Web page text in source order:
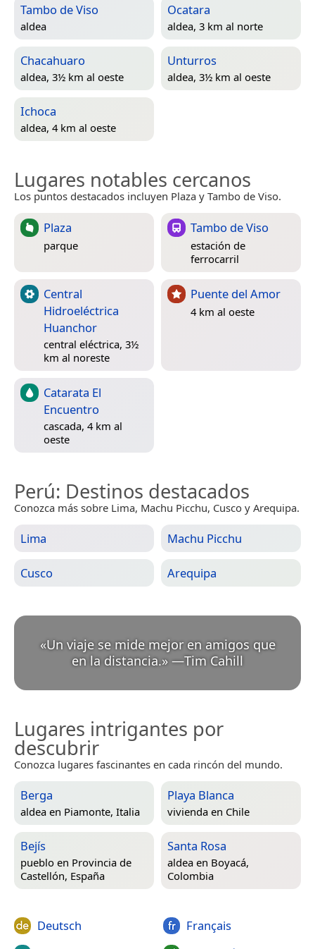
Tambo de Viso
aldea
Ocatara
aldea, 3 km al norte
Chacahuaro
aldea, 3½ km al oeste
Unturros
aldea, 3½ km al oeste
Ichoca
aldea, 4 km al oeste
Lugares notables cercanos
Los puntos destacados incluyen Plaza y Tambo de Viso.
Plaza
parque
Tambo de Viso
estación de
ferrocarril
Central
Hidroeléctrica
Huanchor
central eléctrica, 3½
km al noreste
Puente del Amor
4 km al oeste
Catarata El
Encuentro
cascada, 4 km al
oeste
Perú: Destinos destacados
Conozca más sobre Lima, Machu Picchu, Cusco y Arequipa.
Lima Machu Picchu
Cusco Arequipa
«Un viaje se mide mejor en amigos que
en la distancia.» —Tim Cahill
Lugares intrigantes por
descubrir
Conozca lugares fascinantes en cada rincón del mundo.
Berga
aldea en Piamonte, Italia
Playa Blanca
vivienda en Chile
Bejís
pueblo en Provincia de
Castellón, España
Santa Rosa
aldea en Boyacá,
Colombia
Deutsch
Français